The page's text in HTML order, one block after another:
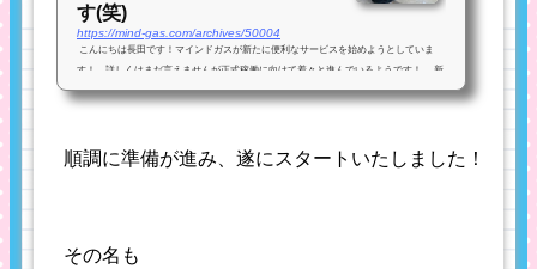
す(笑)
https://mind-gas.com/archives/50004
こんにちは長田です！マインドガスが新たに便利なサービスを始めようとしていま
す！ 詳しくはまだ言えませんが正式稼働に向けて着々と進んでいるようです！ 新
たなサービスに向けて！ このサービスは、お隣の徳島県のある...
順調に準備が進み、遂にスタートいたしました！
その名も